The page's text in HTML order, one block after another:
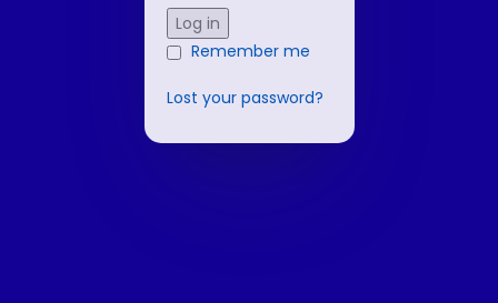
Log in
Remember me
Lost your password?